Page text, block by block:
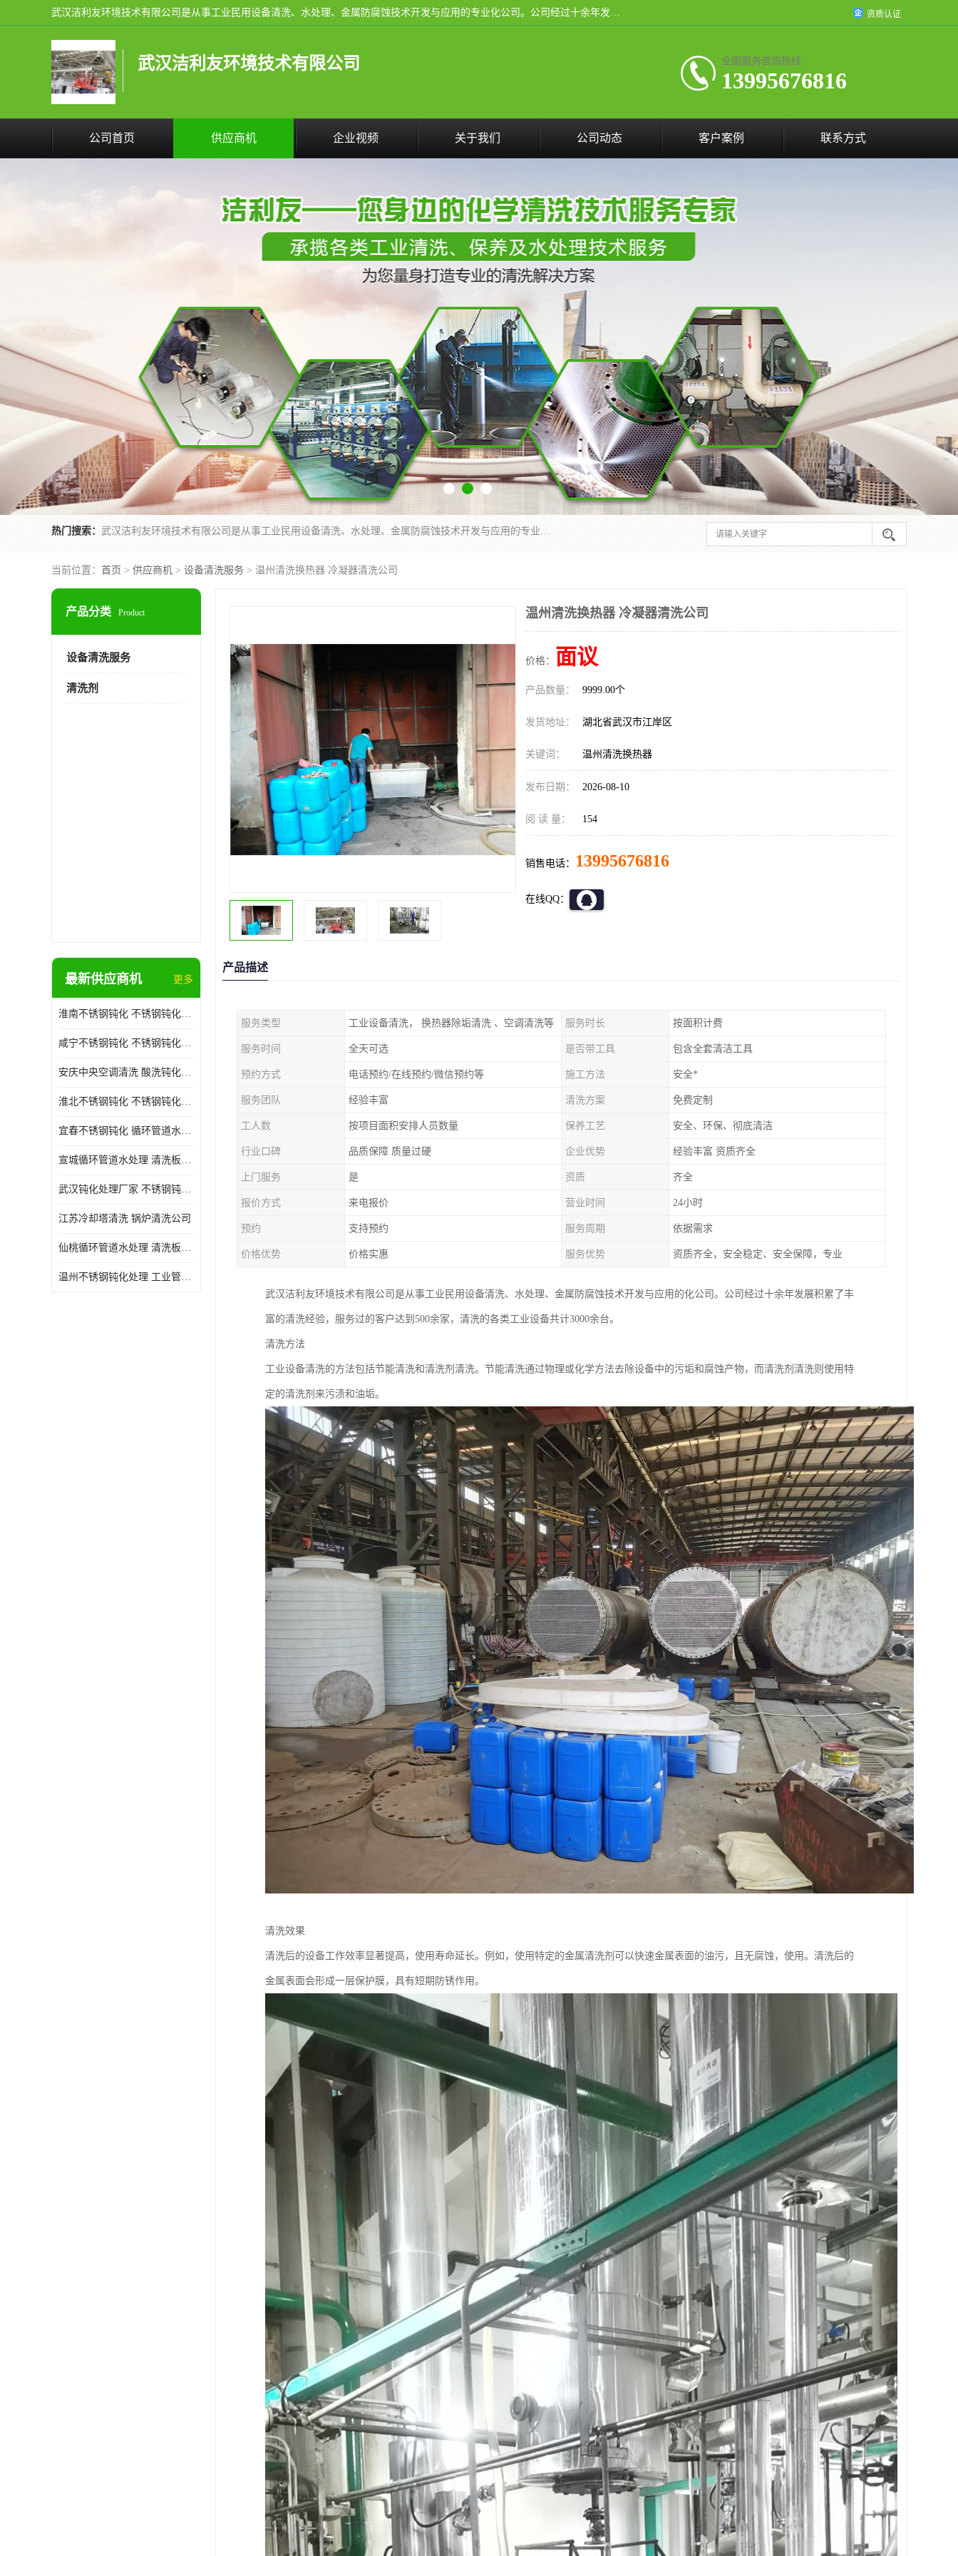
武汉洁利友环境技术有限公司是从事工业民用设备清洗、水处理、金属防腐蚀技术开发与应用的专业化公司。公司经过十余年发展积累了丰富的清洗经验，服务过的客户达到500余家，清洗的各类工业设备共计3000余台。 资质认证
武汉洁利友环境技术有限公司 全国服务咨询热线:
13995676816
公司首页 供应商机 企业视频 关于我们 公司动态 客户案例 联系方式
热门搜索： 武汉洁利友环境技术有限公司是从事工业民用设备清洗、水处理、金属防腐蚀技术开发与应用的专业化公司。公司经过十余年发展积累了丰富的清洗经验，服务过的客户达到500余家，清洗的各类工业设备共计3000余台。
当前位置： 首页 > 供应商机 > 设备清洗服务 > 温州清洗换热器 冷凝器清洗公司
产品分类 Product
设备清洗服务
清洗剂
最新供应商机 更多
淮南不锈钢钝化 不锈钢钝化公司
咸宁不锈钢钝化 不锈钢钝化处理公司
安庆中央空调清洗 酸洗钝化公司
淮北不锈钢钝化 不锈钢钝化公司
宜春不锈钢钝化 循环管道水处理公司
宣城循环管道水处理 清洗板式换热器公司
武汉钝化处理厂家 不锈钢钝化公司
江苏冷却塔清洗 锅炉清洗公司
仙桃循环管道水处理 清洗板式换热器公司 服务好
温州不锈钢钝化处理 工业管道清洗公司 20年行业经验
温州清洗换热器 冷凝器清洗公司
价格： 面议
产品数量： 9999.00个
发货地址： 湖北省武汉市江岸区
关键词： 温州清洗换热器
发布日期： 2026-08-10
阅 读 量： 154
销售电话： 13995676816
在线QQ：
产品描述
服务类型 工业设备清洗， 换热器除垢清洗 、空调清洗等 服务时长 按面积计费
服务时间 全天可选 是否带工具 包含全套清洁工具
预约方式 电话预约/在线预约/微信预约等 施工方法 安全*
服务团队 经验丰富 清洗方案 免费定制
工人数 按项目面积安排人员数量 保养工艺 安全、环保、彻底清洁
行业口碑 品质保障 质量过硬 企业优势 经验丰富 资质齐全
上门服务 是 资质 齐全
报价方式 来电报价 营业时间 24小时
预约 支持预约 服务周期 依据需求
价格优势 价格实惠 服务优势 资质齐全，安全稳定、安全保障，专业
武汉洁利友环境技术有限公司是从事工业民用设备清洗、水处理、金属防腐蚀技术开发与应用的化公司。公司经过十余年发展积累了丰
富的清洗经验，服务过的客户达到500余家，清洗的各类工业设备共计3000余台。
清洗方法
工业设备清洗的方法包括节能清洗和清洗剂清洗。节能清洗通过物理或化学方法去除设备中的污垢和腐蚀产物，而清洗剂清洗则使用特
定的清洗剂来污渍和油垢。
清洗效果
清洗后的设备工作效率显著提高，使用寿命延长。例如，使用特定的金属清洗剂可以快速金属表面的油污，且无腐蚀，使用。清洗后的
金属表面会形成一层保护膜，具有短期防锈作用。